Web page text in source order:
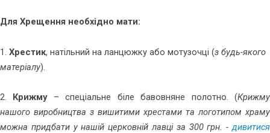
Для Хрещення необхідно мати:
1. Хрестик, натільний на ланцюжку або мотузочці (з будь-якого
матеріалу).
2. Крижму– спеціальне біле бавовняне полотно. (Крижму
нашого виробництва з вишитими хрестами та логотипом храму
можна придбати у нашій церковній лавці за 300 грн. -дивитися